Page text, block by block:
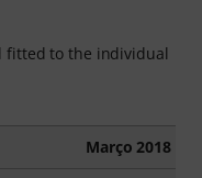
fitted to the individual
Março 2018